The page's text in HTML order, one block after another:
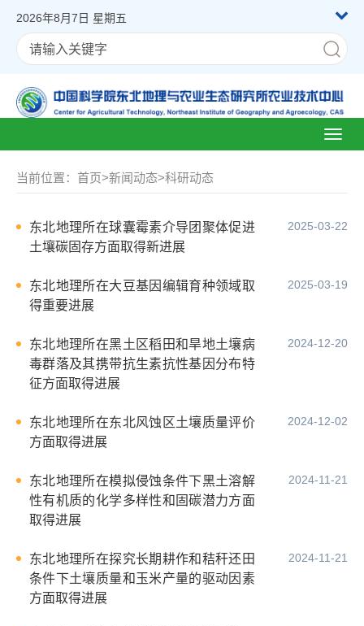
2026年8月7日 星期五
当前位置： 首页>新闻动态>科研动态
东北地理所在球囊霉素介导团聚体促进
土壤碳固存方面取得新进展
2025-03-22
东北地理所在大豆基因编辑育种领域取
得重要进展
2025-03-19
东北地理所在黑土区稻田和旱地土壤病
毒群落及其携带抗生素抗性基因分布特
征方面取得进展
2024-12-20
东北地理所在东北风蚀区土壤质量评价
方面取得进展
2024-12-02
东北地理所在模拟侵蚀条件下黑土溶解
性有机质的化学多样性和固碳潜力方面
取得进展
2024-11-21
东北地理所在探究长期耕作和秸秆还田
条件下土壤质量和玉米产量的驱动因素
方面取得进展
2024-11-21